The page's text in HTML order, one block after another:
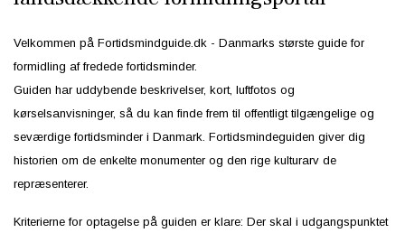
Velkommen på Fortidsmindguide.dk - Danmarks største guide for
formidling af fredede fortidsminder.
Guiden har uddybende beskrivelser, kort, luftfotos og
kørselsanvisninger, så du kan finde frem til offentligt tilgængelige og
seværdige fortidsminder i Danmark. Fortidsmindeguiden giver dig
historien om de enkelte monumenter og den rige kulturarv de
repræsenterer.
Kriterierne for optagelse på guiden er klare: Der skal i udgangspunktet